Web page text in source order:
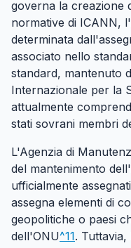
governa la creazione
normative di ICANN,
determinata
associato nello
standard, mantenuto
Internazionale per la
attualmente
stati sovrani membri
L'Agenzia di
del mantenimento
ufficialmente
assegna elementi di
geopolitiche o paesi
dell'ONU^11.